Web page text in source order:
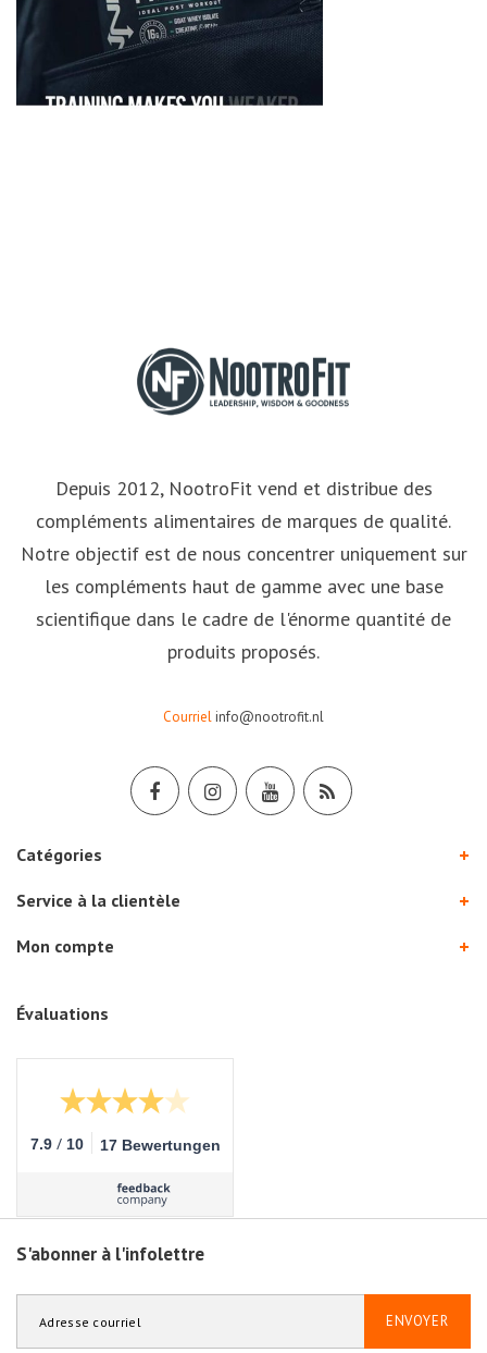
Depuis 2012, NootroFit vend et distribue des
compléments alimentaires de marques de qualité.
Notre objectif est de nous concentrer uniquement sur
les compléments haut de gamme avec une base
scientifique dans le cadre de l'énorme quantité de
produits proposés.
Courrielinfo@nootrofit.nl
Catégories
Service à la clientèle
Mon compte
Évaluations
7.9 / 10 17 Bewertungen
S'abonner à l'infolettre
ENVOYER